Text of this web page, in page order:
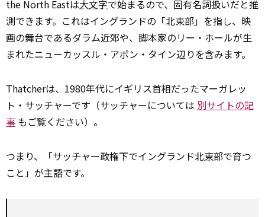
the North Eastは大文字で始まるので、固有名詞扱いだと推
測できます。これはイングランドの「北東部」を指し、映
画の舞台であるダラム近郊や、脚本家のリー・ホールが生
まれたニューカッスル・アポン・タイン辺りを含みます。
Thatcherは、1980年代にイギリス首相だったマーガレッ
ト・サッチャーです（サッチャーについては 別サイトの記
事 もご覧ください）。
つまり、「サッチャー政権下でイングランド北東部で育つ
こと」が主語です。